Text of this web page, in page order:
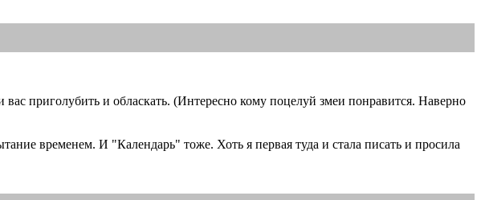
приголубить и обласкать. (Интересно кому поцелуй змеи понравится. Наверно
временем. И "Календарь" тоже. Хоть я первая туда и стала писать и просила